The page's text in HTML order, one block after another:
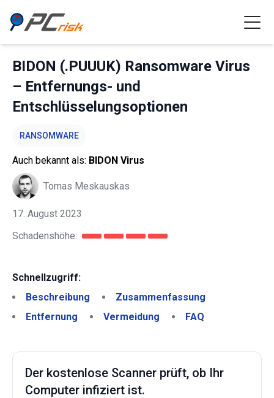
BIDON (.PUUUK) Ransomware Virus
– Entfernungs- und
Entschlüsselungsoptionen
RANSOMWARE
Auch bekannt als: BIDON Virus
Tomas Meskauskas
17. August 2023
Schadenshöhe:
Schnellzugriff:
Beschreibung
Zusammenfassung
Entfernung
Vermeidung FAQ
Der kostenlose Scanner prüft, ob Ihr
Computer infiziert ist.